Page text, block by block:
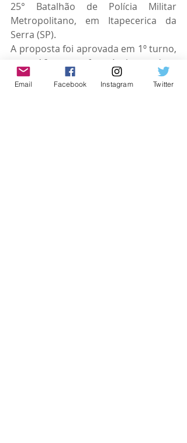
25° Batalhão de Polícia Militar
Metropolitano, em Itapecerica da
Serra (SP).
A proposta foi aprovada em 1º turno,
com 16 votos favoráveis, e deve
passar por mais uma votação no
próximo dia 3 de abril. Ainda na
Email Facebook Instagram Twitter